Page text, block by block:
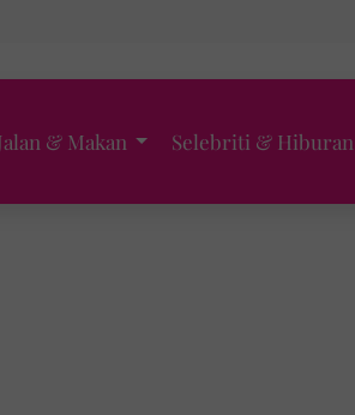
& Makan Selebriti & Hiburan